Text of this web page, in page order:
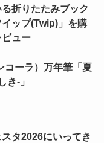
折りたたみブック
ップ(Twip)」を購
ビュー
コーラ）万年筆「夏
き-」
タ2026にいってき